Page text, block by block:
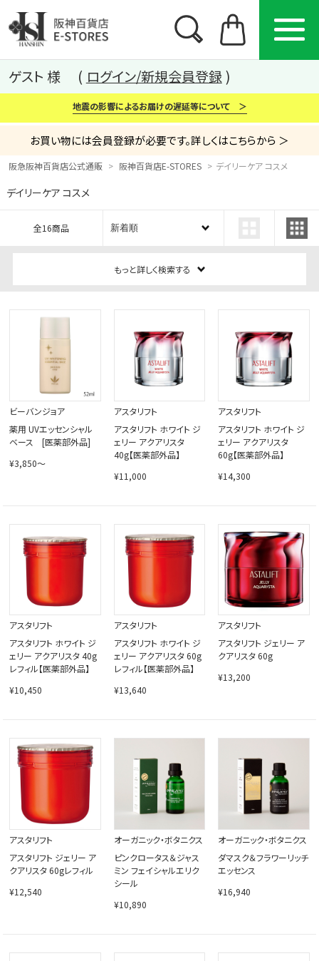
カテゴリー ブランド
ゲスト 様 ログイン/新規会員登録
地震の影響によるお届けの遅延等について ＞
お買い物には会員登録が必要です。詳しくはこちらから ＞
阪急阪神百貨店公式通販 阪神百貨店E-STORES デイリーケア コスメ
デイリーケア コスメ
全16商品
もっと詳しく検索する
ビーバンジョア
薬用 UVエッセンシャル
ベース [医薬部外品]
¥3,850～
アスタリフト
アスタリフト ホワイト ジ
ェリー アクアリスタ
40g【医薬部外品】
¥11,000
アスタリフト
アスタリフト ホワイト ジ
ェリー アクアリスタ
60g【医薬部外品】
¥14,300
アスタリフト
アスタリフト ホワイト ジ
ェリー アクアリスタ 40g
レフィル【医薬部外品】
¥10,450
アスタリフト
アスタリフト ホワイト ジ
ェリー アクアリスタ 60g
レフィル【医薬部外品】
¥13,640
アスタリフト
アスタリフト ジェリー ア
クアリスタ 60g
¥13,200
アスタリフト
アスタリフト ジェリー ア
クアリスタ 60gレフィル
¥12,540
オーガニック・ボタニクス
ピンクロータス＆ジャス
ミン フェイシャルエリク
シール
¥10,890
オーガニック・ボタニクス
ダマスク＆フラワーリッチ
エッセンス
¥16,940